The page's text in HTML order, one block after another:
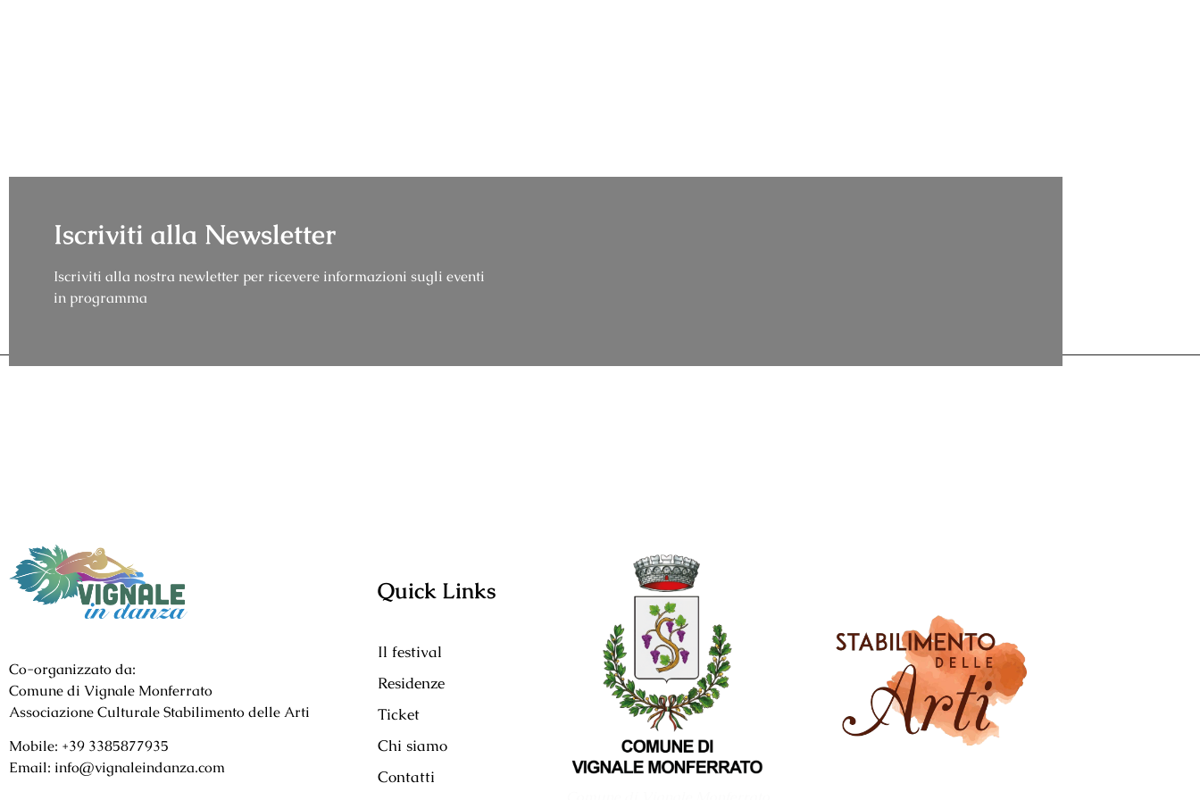
Iscriviti alla Newsletter
Iscriviti alla nostra newletter per ricevere informazioni sugli eventi
in programma
Co-organizzato da:
Comune di Vignale Monferrato
Associazione Culturale Stabilimento delle Arti
Mobile: +39 3385877935
Email: info@vignaleindanza.com
Quick Links
Il festival
Residenze
Ticket
Chi siamo
Contatti